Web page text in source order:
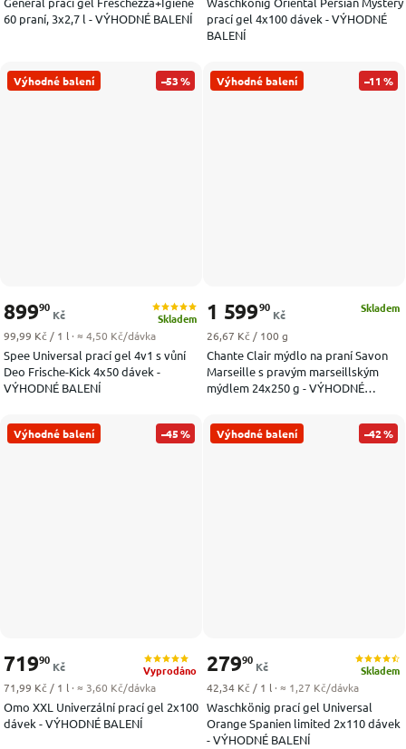
60 praní, 3x2,7 l - VÝHODNÉ BALENÍ
prací gel 4x100 dávek - VÝHODNÉ
BALENÍ
Výhodné balení –53 %
Spee Universal prací gel 4v1 s vůní
Deo Frische-Kick 4x50 dávek -
VÝHODNÉ BALENÍ
Skladem
89990
Kč
Měrná cena:
99,99 Kč / 1 l · ≈ 4,50 Kč/dávka
Výhodné balení –11 %
Chante Clair mýdlo na praní Savon
Marseille s pravým marseillským
mýdlem 24x250 g - VÝHODNÉ
Skladem
1 59990
Kč
Měrná cena:
26,67 Kč / 100 g
Výhodné balení –45 %
Omo XXL Univerzální prací gel 2x100
dávek - VÝHODNÉ BALENÍ
Vyprodáno
71990
Kč
Měrná cena:
71,99 Kč / 1 l · ≈ 3,60 Kč/dávka
Výhodné balení –42 %
Waschkönig prací gel Universal
Orange Spanien limited 2x110 dávek
- VÝHODNÉ BALENÍ
Skladem
27990
Kč
Měrná cena:
42,34 Kč / 1 l · ≈ 1,27 Kč/dávka